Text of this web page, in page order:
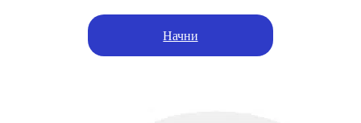
Начни